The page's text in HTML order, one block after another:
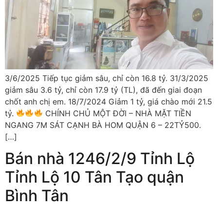
3/6/2025 Tiếp tục giảm sâu, chỉ còn 16.8 tỷ. 31/3/2025
giảm sâu 3.6 tỷ, chỉ còn 17.9 tỷ (TL), đã đến giai đoạn
chốt anh chị em. 18/7/2024 Giảm 1 tỷ, giá chào mới 21.5
tỷ.
CHÍNH CHỦ MỘT ĐỜI – NHÀ MẶT TIỀN
NGANG 7M SÁT CẠNH BÀ HOM QUẬN 6 – 22TỶ500.
[…]
Bán nhà 1246/2/9 Tỉnh Lộ
Tỉnh Lộ 10 Tân Tạo quận
Bình Tân